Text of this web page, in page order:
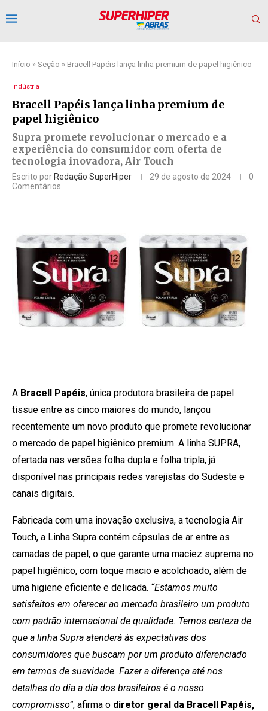
Início » Seção » Bracell Papéis lança linha premium de papel higiênico
Indústria
Bracell Papéis lança linha premium de
papel higiênico
Supra promete revolucionar o mercado e a
experiência do consumidor com oferta de
tecnologia inovadora, Air Touch
Escrito porRedação SuperHiper 29 de agosto de 2024
0
Comentários
A Bracell Papéis, única produtora brasileira de papel
tissue entre as cinco maiores do mundo, lançou
recentemente um novo produto que promete revolucionar
o mercado de papel higiênico premium. A linha SUPRA,
ofertada nas versões folha dupla e folha tripla, já
disponível nas principais redes varejistas do Sudeste e
canais digitais.
Fabricada com uma inovação exclusiva, a tecnologia Air
Touch, a Linha Supra contém cápsulas de ar entre as
camadas de papel, o que garante uma maciez suprema no
papel higiênico, com toque macio e acolchoado, além de
uma higiene eficiente e delicada. “Estamos muito
satisfeitos em oferecer ao mercado brasileiro um produto
com padrão internacional de qualidade. Temos certeza de
que a linha Supra atenderá às expectativas dos
consumidores que buscam por um produto diferenciado
em termos de suavidade. Fazer a diferença até nos
detalhes do dia a dia dos brasileiros é o nosso
compromisso”, afirma o diretor geral da Bracell Papéis,